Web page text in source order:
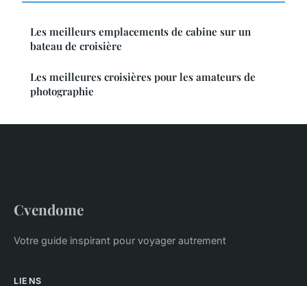
Les meilleurs emplacements de cabine sur un
bateau de croisière
Les meilleures croisières pour les amateurs de
photographie
Cvendome
Votre guide inspirant pour voyager autrement
LIENS